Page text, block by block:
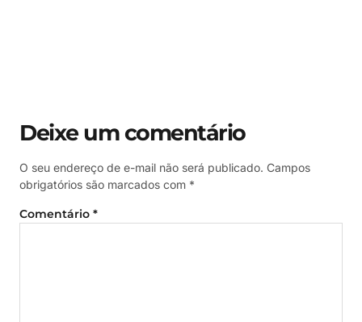
Deixe um comentário
O seu endereço de e-mail não será publicado. Campos
obrigatórios são marcados com *
Comentário *